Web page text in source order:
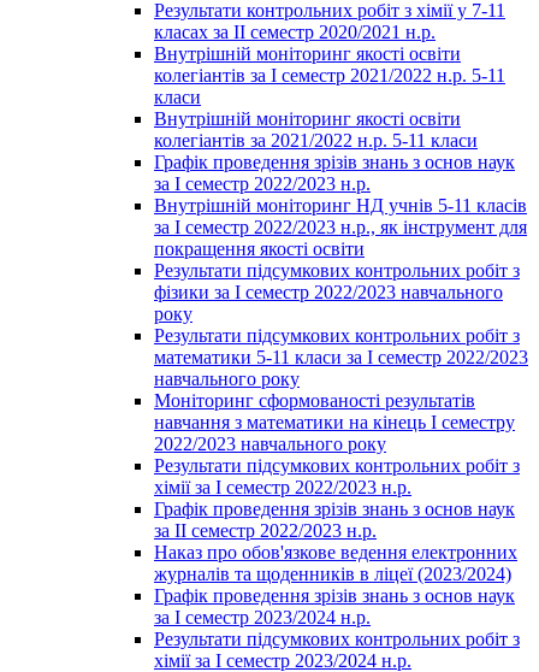
Результати контрольних робіт з хімії у 7-11
класах за ІІ семестр 2020/2021 н.р.
Внутрішній моніторинг якості освіти
колегіантів за І семестр 2021/2022 н.р. 5-11
класи
Внутрішній моніторинг якості освіти
колегіантів за 2021/2022 н.р. 5-11 класи
Графік проведення зрізів знань з основ наук
за І семестр 2022/2023 н.р.
Внутрішній моніторинг НД учнів 5-11 класів
за І семестр 2022/2023 н.р., як інструмент для
покращення якості освіти
Результати підсумкових контрольних робіт з
фізики за І семестр 2022/2023 навчального
року
Результати підсумкових контрольних робіт з
математики 5-11 класи за І семестр 2022/2023
навчального року
Моніторинг сформованості результатів
навчання з математики на кінець І семестру
2022/2023 навчального року
Результати підсумкових контрольних робіт з
хімії за І семестр 2022/2023 н.р.
Графік проведення зрізів знань з основ наук
за ІІ семестр 2022/2023 н.р.
Наказ про обов'язкове ведення електронних
журналів та щоденників в ліцеї (2023/2024)
Графік проведення зрізів знань з основ наук
за І семестр 2023/2024 н.р.
Результати підсумкових контрольних робіт з
хімії за І семестр 2023/2024 н.р.